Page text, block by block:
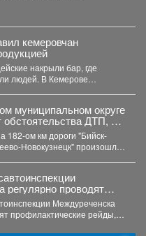
кемеровчан
накрыли бар, где
В Кемерове
муниципальном округе
обстоятельства ДТП, в
пять человек
дети
182-ом км дороги "Бийск-
Новокузнецк" произошло
регулярно проводят
рейды,
пресечение
дорожного движения
индивидуальной
Междуреченска
профилактические рейды,